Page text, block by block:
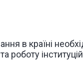
в країні
роботу